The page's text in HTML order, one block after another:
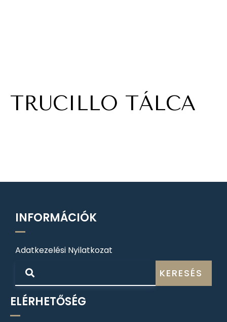
TRUCILLO TÁLCA
INFORMÁCIÓK
Adatkezelési Nyilatkozat
KERESÉS
ELÉRHETŐSÉG